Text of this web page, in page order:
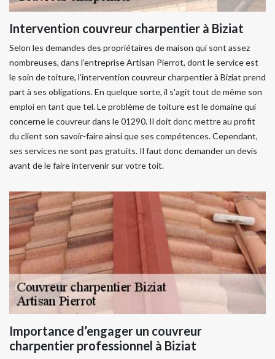
Intervention couvreur charpentier à Biziat
Selon les demandes des propriétaires de maison qui sont assez
nombreuses, dans l’entreprise Artisan Pierrot, dont le service est
le soin de toiture, l’intervention couvreur charpentier à Biziat prend
part à ses obligations. En quelque sorte, il s'agit tout de même son
emploi en tant que tel. Le problème de toiture est le domaine qui
concerne le couvreur dans le 01290. Il doit donc mettre au profit
du client son savoir-faire ainsi que ses compétences. Cependant,
ses services ne sont pas gratuits. Il faut donc demander un devis
avant de le faire intervenir sur votre toit.
Importance d’engager un couvreur
charpentier professionnel à Biziat